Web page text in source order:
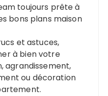
toujours prête à
bons plans maison
et astuces,
à bien votre
agrandissement,
ou décoration